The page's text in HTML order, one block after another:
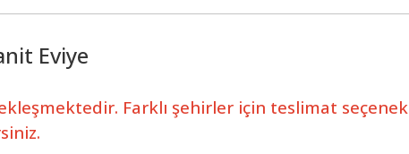
Eviye
Farklı şehirler için teslimat